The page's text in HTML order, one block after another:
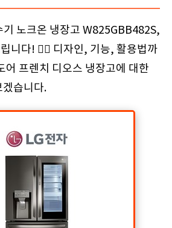
기 노크온 냉장고 W825GBB482S,
니다! 🙋‍♀️ 디자인, 기능, 활용법까
어 프렌치 디오스 냉장고에 대한
겠습니다.